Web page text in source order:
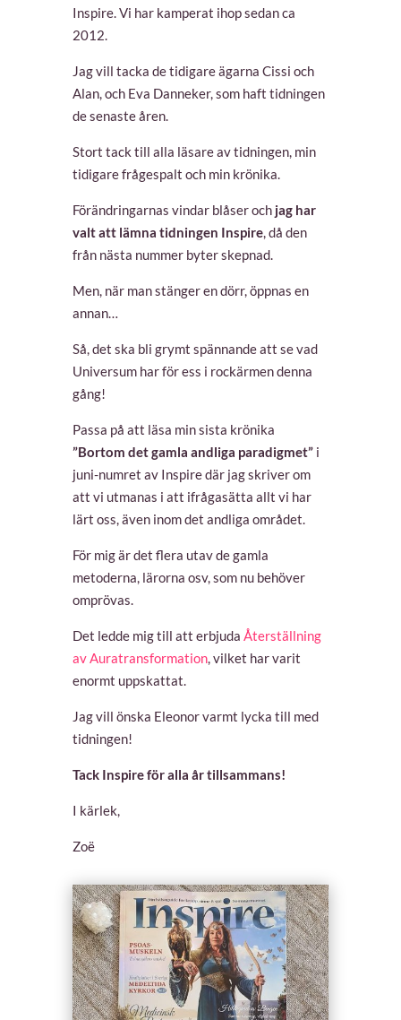
Inspire. Vi har kamperat ihop sedan ca
2012.
Jag vill tacka de tidigare ägarna Cissi och
Alan, och Eva Danneker, som haft tidningen
de senaste åren.
Stort tack till alla läsare av tidningen, min
tidigare frågespalt och min krönika.
Förändringarnas vindar blåser och jag har
valt att lämna tidningen Inspire, då den
från nästa nummer byter skepnad.
Men, när man stänger en dörr, öppnas en
annan…
Så, det ska bli grymt spännande att se vad
Universum har för ess i rockärmen denna
gång!
Passa på att läsa min sista krönika
”Bortom det gamla andliga paradigmet”i
juni-numret av Inspire där jag skriver om
att vi utmanas i att ifrågasätta allt vi har
lärt oss, även inom det andliga området.
För mig är det flera utav de gamla
metoderna, lärorna osv, som nu behöver
omprövas.
Det ledde mig till att erbjuda Återställning
av Auratransformation, vilket har varit
enormt uppskattat.
Jag vill önska Eleonor varmt lycka till med
tidningen!
Tack Inspire för alla år tillsammans!
I kärlek,
Zoë